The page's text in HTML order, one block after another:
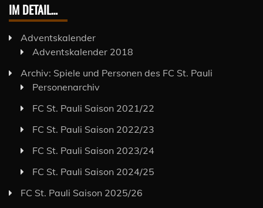
IM DETAIL…
Adventskalender
Adventskalender 2018
Archiv: Spiele und Personen des FC St. Pauli
Personenarchiv
FC St. Pauli Saison 2021/22
FC St. Pauli Saison 2022/23
FC St. Pauli Saison 2023/24
FC St. Pauli Saison 2024/25
FC St. Pauli Saison 2025/26